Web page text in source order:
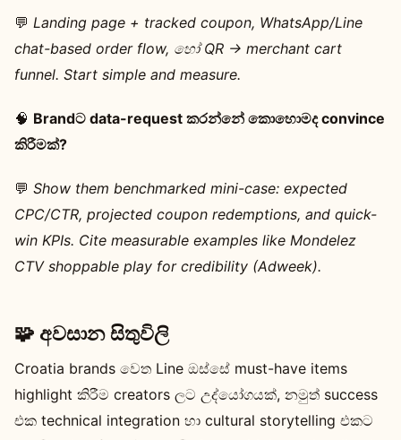
💬 Landing page + tracked coupon, WhatsApp/Line
chat-based order flow, හෝ QR → merchant cart
funnel. Start simple and measure.
🧠 Brandට data-request කරන්නේ කොහොමද convince
කිරීමක්?
💬 Show them benchmarked mini-case: expected
CPC/CTR, projected coupon redemptions, and quick-
win KPIs. Cite measurable examples like Mondelez
CTV shoppable play for credibility (Adweek).
🧩 අවසාන සිතුවිලි
Croatia brands වෙත Line ඔස්සේ must-have items
highlight කිරීම creators ලට උද්යෝගයක්, නමුත් success
එක technical integration හා cultural storytelling එකට